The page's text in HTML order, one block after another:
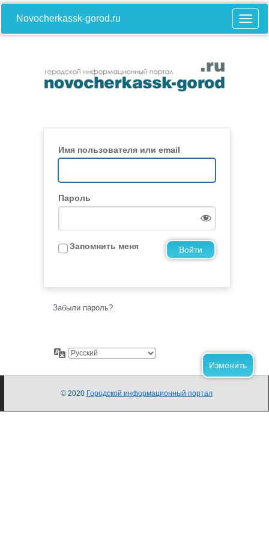
Novocherkassk-gorod.ru
Имя пользователя или email
Пароль
Запомнить меня
Забыли пароль?
© 2020 Городской информационный портал